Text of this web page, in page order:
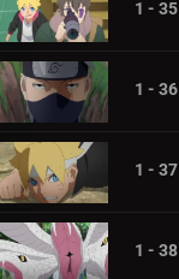
1 - 35
1 - 36
1 - 37
1 - 38